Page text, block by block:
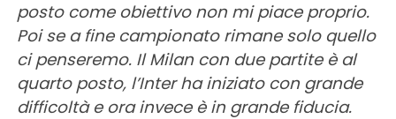
posto come obiettivo non mi piace proprio.
Poi se a fine campionato rimane solo quello
ci penseremo. Il Milan con due partite è al
quarto posto, l’Inter ha iniziato con grande
difficoltà e ora invece è in grande fiducia.